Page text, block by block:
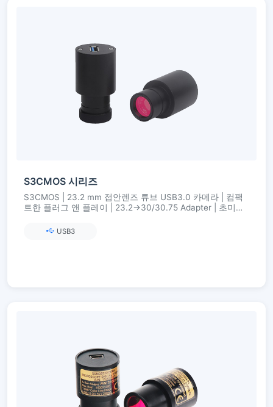
S3CMOS 시리즈
S3CMOS | 23.2 mm 접안렌즈 튜브 USB3.0 카메라 | 컴팩
트한 플러그 앤 플레이 | 23.2→30/30.75 Adapter | 초미세
USB3